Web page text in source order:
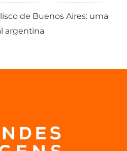
de Buenos Aires: uma
argentina